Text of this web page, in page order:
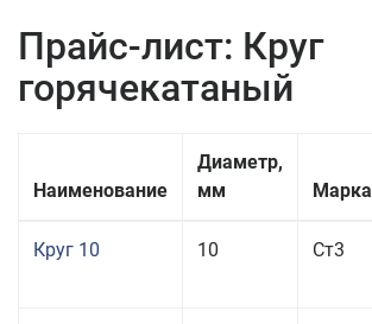
Прайс-лист: Круг
горячекатаный
Наименование
Диаметр,
мм
Марка
Круг 10 10 Ст3